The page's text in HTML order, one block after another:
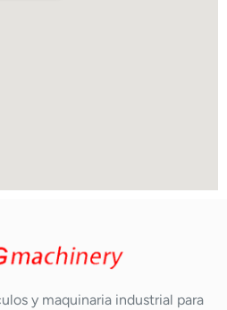
y maquinaria industrial para